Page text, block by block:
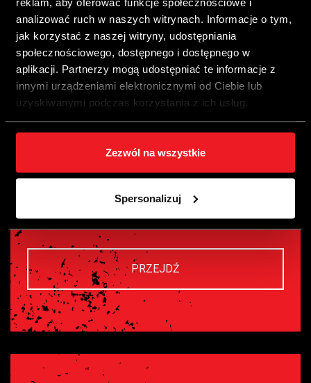
analizować ruch w naszych witrynach. Informacje o tym,
jak korzystać z naszej witryny, udostępniania
społecznościowego, dostępnego i dostępnego w
aplikacji. Partnerzy mogą udostępniać te informacje z
innymi urządzeniami elektronicznymi od Ciebie lub
uzyskiwanymi podczas korzystania z ich usług.
Zezwól na wszystkie
Spersonalizuj
PRZEJDŹ
FAQ
PRZEJDŹ